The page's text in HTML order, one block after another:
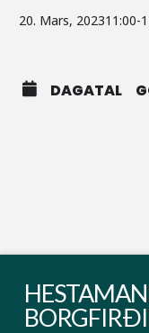
20. Mars, 202311:00-
DAGATAL